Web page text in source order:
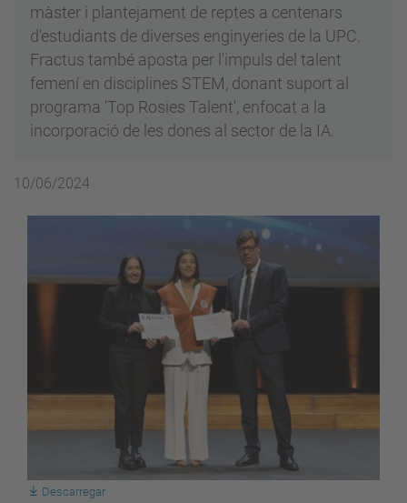
màster i plantejament de reptes a centenars
d'estudiants de diverses enginyeries de la UPC.
Fractus també aposta per l'impuls del talent
femení en disciplines STEM, donant suport al
programa 'Top Rosies Talent', enfocat a la
incorporació de les dones al sector de la IA.
10/06/2024
Descarregar